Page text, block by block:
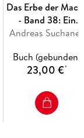
Das Erbe der
- Band 38: Ein
Hauch von
Andreas Suchanek
Buch (gebunden)
23,00 €*